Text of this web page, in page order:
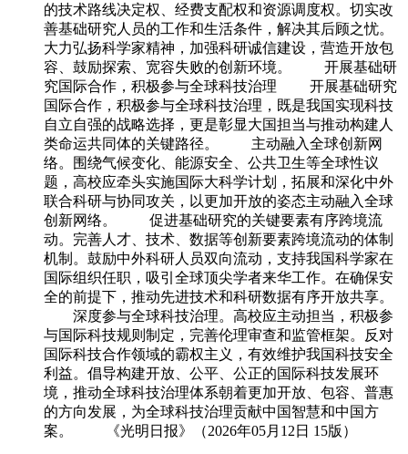
的技术路线决定权、经费支配权和资源调度权。切实改
善基础研究人员的工作和生活条件，解决其后顾之忧。
大力弘扬科学家精神，加强科研诚信建设，营造开放包
容、鼓励探索、宽容失败的创新环境。 开展基础研
究国际合作，积极参与全球科技治理 开展基础研究
国际合作，积极参与全球科技治理，既是我国实现科技
自立自强的战略选择，更是彰显大国担当与推动构建人
类命运共同体的关键路径。 主动融入全球创新网
络。围绕气候变化、能源安全、公共卫生等全球性议
题，高校应牵头实施国际大科学计划，拓展和深化中外
联合科研与协同攻关，以更加开放的姿态主动融入全球
创新网络。 促进基础研究的关键要素有序跨境流
动。完善人才、技术、数据等创新要素跨境流动的体制
机制。鼓励中外科研人员双向流动，支持我国科学家在
国际组织任职，吸引全球顶尖学者来华工作。在确保安
全的前提下，推动先进技术和科研数据有序开放共享。
深度参与全球科技治理。高校应主动担当，积极参
与国际科技规则制定，完善伦理审查和监管框架。反对
国际科技合作领域的霸权主义，有效维护我国科技安全
利益。倡导构建开放、公平、公正的国际科技发展环
境，推动全球科技治理体系朝着更加开放、包容、普惠
的方向发展，为全球科技治理贡献中国智慧和中国方
案。 《光明日报》（2026年05月12日 15版）